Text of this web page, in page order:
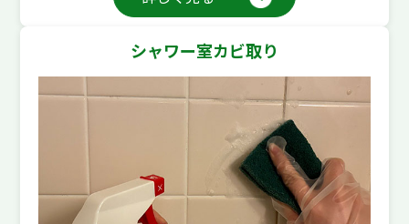
シャワー室カビ取り